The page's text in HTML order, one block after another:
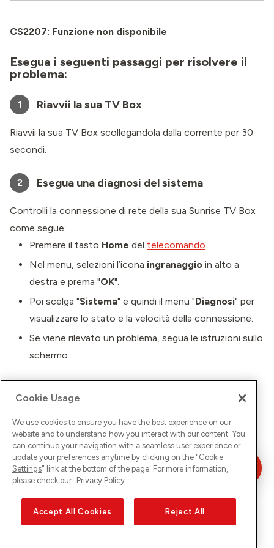
CS2207: Funzione non disponibile
Esegua i seguenti passaggi per risolvere il
problema:
1 Riavvii la sua TV Box
Riavvii la sua TV Box scollegandola dalla corrente per 30
secondi.
2 Esegua una diagnosi del sistema
Controlli la connessione di rete della sua Sunrise TV Box
come segue:
Premere il tasto Home del telecomando.
Nel menu, selezioni l’icona ingranaggio in alto a
destra e prema "OK".
Poi scelga "Sistema" e quindi il menu "Diagnosi" per
visualizzare lo stato e la velocità della connessione.
Se viene rilevato un problema, segua le istruzioni sullo
schermo.
Ottenga aiuto e soluzioni da altri clienti e da esperti nella
Sunrise Community.
4 Ci contatti
Se il problema persiste,la preghiamo di contattarci.
Cookie Usage
We use cookies to ensure you have the best experience on our
website and to understand how you interact with our content. You
can continue your navigation with a seamless user experience or
update your preferences anytime by clicking on the "Cookie
Settings" link at the bottom of the page. For more information,
please check our Privacy Policy
Accept All Cookies Reject All